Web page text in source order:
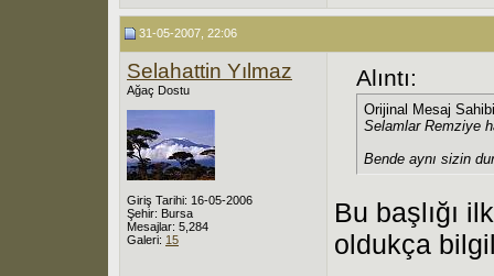
31-05-2007, 22:06
Selahattin Yılmaz
Ağaç Dostu
Giriş Tarihi: 16-05-2006
Şehir: Bursa
Mesajlar: 5,284
Galeri: 15
Alıntı:
Orijinal Mesaj
Selamlar Remziye
Bende aynı sizin
Bu başlığı
oldukça